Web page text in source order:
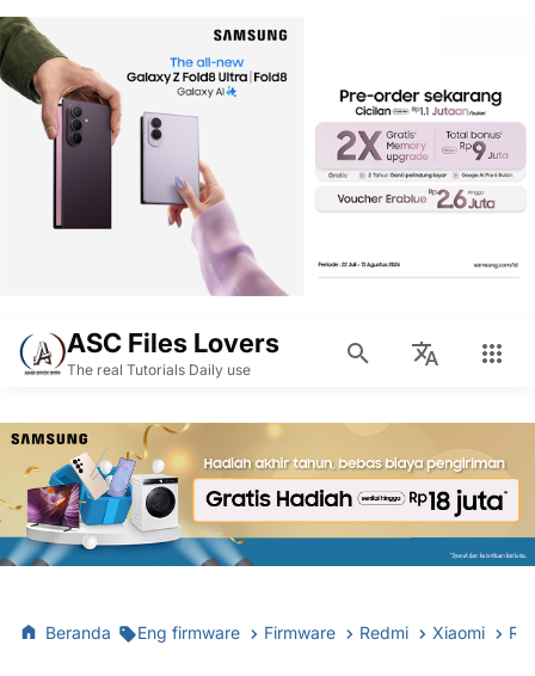
ASC Files Lovers
The real Tutorials Daily use
Beranda Eng firmware Firmware Redmi Xiaomi